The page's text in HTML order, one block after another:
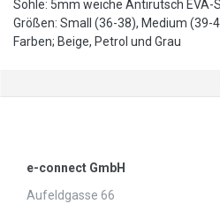
Sohle: 5mm weiche Antirutsch EVA-
Größen: Small (36-38), Medium (39-
Farben; Beige, Petrol und Grau
e-connect GmbH
Aufeldgasse 66